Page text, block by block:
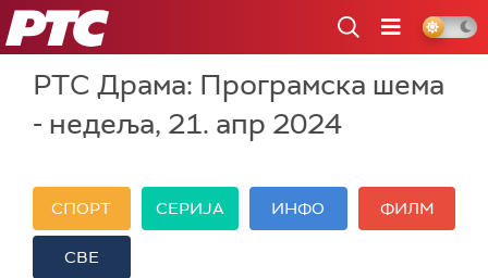
РТС
РТС Драма: Програмска шема
- недеља, 21. апр 2024
СПОРТ СЕРИЈА ИНФО ФИЛМ
СВЕ